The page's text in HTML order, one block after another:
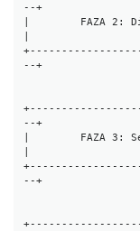
--+
|        FAZA 2:
--+
--+
|        FAZA 3:
--+